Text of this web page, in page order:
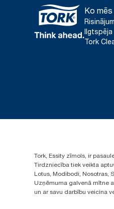
Ko
Ilgtspēja
Tork
Tork, Essity zīmols, ir
Tirdzniecība tiek veikta
Lotus, Modibodi, Nosotras,
Uzņēmuma galvenā mītne
un ar savu darbību veicina